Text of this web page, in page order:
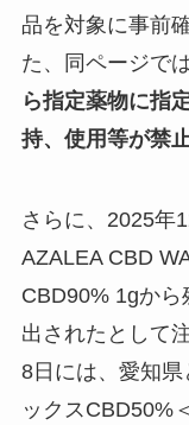
品を対象に事前
た、同ページで
ら指定薬物に指
持、使用等が禁
さらに、2025年
AZALEA CBD
CBD90% 1gか
出されたとして
8日には、愛知
ックスCBD50%